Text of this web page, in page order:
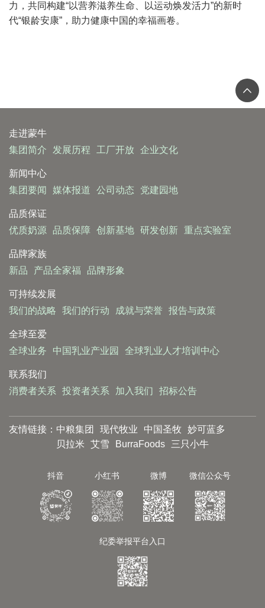
力，共同构建“以营养滋养生命、以运动焕发活力”的新时
代“银龄安康” ，助力健康中国的幸福画卷。
走进蒙牛
集团简介
发展历程 工厂开放 企业文化
新闻中心
集团要闻
媒体报道 公司动态 党建园地
品质保证
优质奶源
品质保障 创新基地 研发创新 重点实验室
品牌家族
新品
产品全家福 品牌形象
可持续发展
我们的战略
我们的行动 成就与荣誉 报告与政策
全球至爱
全球业务
中国乳业产业园 全球乳业人才培训中心
联系我们
消费者关系
投资者关系 加入我们 招标公告
友情链接： 中粮集团 现代牧业 中国圣牧 妙可蓝多
贝拉米
艾雪 BurraFoods 三只小牛
抖音 小红书 微博 微信公众号
纪委举报平台入口